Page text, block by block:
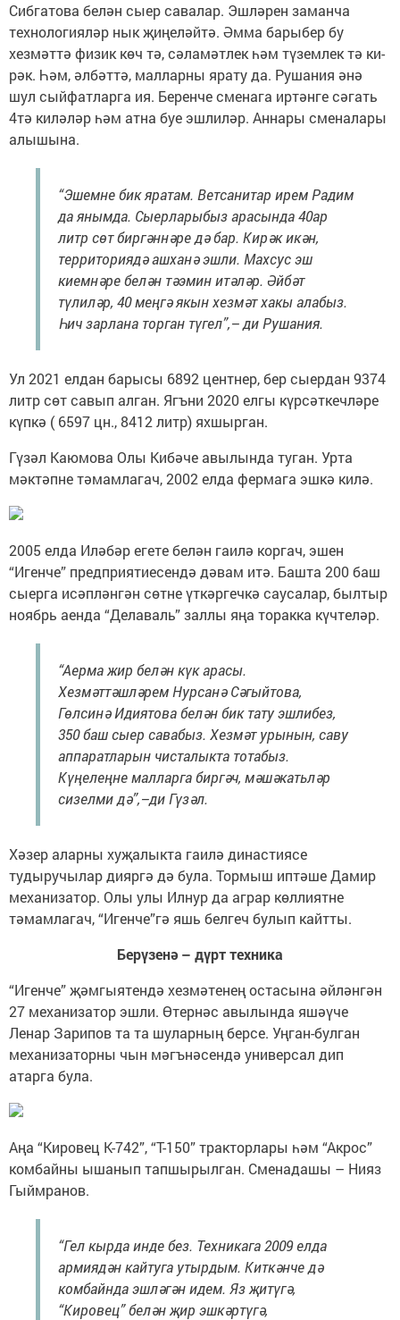
Сибгатова белән сыер савалар. Эшләрен заманча
технологияләр нык җиңеләйтә. Әмма барыбер бу
хезмәттә физик көч тә, сә­ламәтлек һәм түземлек тә ки­
рәк. Һәм, әлбәттә, малларны ярату да. Рушания әнә
шул сыйфатларга ия. Беренче сменага иртәнге сәгать
4тә киләләр һәм атна буе эшлиләр. Аннары сменалары
алышына.
“Эшемне бик яратам. Ветсанитар ирем Радим
да янымда. Сыерларыбыз арасында 40ар
литр сөт биргәннәре дә бар. Кирәк икән,
территориядә ашханә эшли. Махсус эш
киемнәре белән тәэмин итәләр. Әйбәт
түлиләр, 40 меңгә якын хезмәт хакы алабыз.
Һич зарлана торган түгел”,– ди Рушания.
Ул 2021 елдан барысы 6892 центнер, бер сыердан 9374
литр сөт савып алган. Ягъни 2020 елгы күрсәткечләре
күпкә ( 6597 цн., 8412 литр) яхшырган.
Гүзәл Каюмова Олы Кибәче авылында туган. Урта
мәктәпне тәмамлагач, 2002 елда фермага эшкә килә.
2005 елда Иләбәр егете белән гаилә коргач, эшен
“Игенче” предприятиесендә дәвам итә. Башта 200 баш
сыерга исәпләнгән сөтне үткәргечкә саусалар, былтыр
ноябрь аенда “Делаваль” заллы яңа торакка күчтеләр.
“Аерма жир белән күк арасы.
Хезмәттәшләрем Нурсанә Сәгыйтова,
Гөлсинә Идиятова белән бик тату эшлибез,
350 баш сыер савабыз. Хезмәт урынын, саву
аппаратларын чисталыкта тотабыз.
Күңелеңне малларга биргәч, мәшәкатьләр
сизелми дә”,–ди Гүзәл.
Хәзер аларны хуҗалыкта гаилә династиясе
тудыручылар дияргә дә була. Тормыш иптәше Дамир
механизатор. Олы улы Илнур да аграр көллиятне
тәмамлагач, “Игенче”гә яшь белгеч булып кайтты.
Берүзенә – дүрт техника
“Игенче” җәмгыятендә хезмәтенең остасына әйләнгән
27 механизатор эшли. Өтернәс авылында яшәүче
Ленар Зарипов та та шуларның берсе. Уңган-булган
механизаторны чын мәгънәсендә универсал дип
атарга була.
Аңа “Кировец К-742”, “Т-150” тракторлары һәм “Акрос”
комбайны ышанып тапшырылган. Сменадашы – Нияз
Гыймранов.
“Гел кырда инде без. Техникага 2009 елда
армиядән кайтуга утырдым. Киткәнче дә
комбайнда эшләгән идем. Яз җитүгә,
“Кировец” белән җир эшкәртүгә,